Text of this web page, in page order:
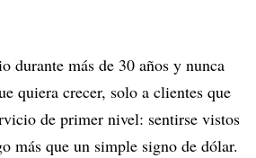
durante más de 30 años y nunca
quiera crecer, solo a clientes que
de primer nivel: sentirse vistos
más que un simple signo de dólar.